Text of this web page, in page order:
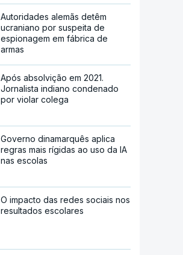
Autoridades alemãs detêm
ucraniano por suspeita de
espionagem em fábrica de
armas
Após absolvição em 2021.
Jornalista indiano condenado
por violar colega
Governo dinamarquês aplica
regras mais rígidas ao uso da IA
nas escolas
O impacto das redes sociais nos
resultados escolares